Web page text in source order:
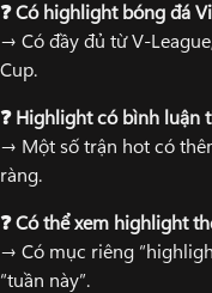
❓ Có highlight bóng đá
→ Có đầy đủ từ V-
Cup.
❓ Highlight có bình luận
→ Một số trận hot có
ràng.
❓ Có thể xem highlight
→ Có mục riêng
“tuần này”.